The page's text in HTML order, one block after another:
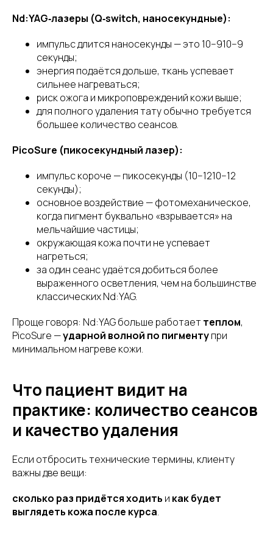
Nd:YAG‑лазеры (Q‑switch, наносекундные):
импульс длится наносекунды — это 10−910−9
секунды;
энергия подаётся дольше, ткань успевает
сильнее нагреваться;
риск ожога и микроповреждений кожи выше;
для полного удаления тату обычно требуется
большее количество сеансов.
PicoSure (пикосекундный лазер):
импульс короче — пикосекунды (10−1210−12
секунды);
основное воздействие — фотомеханическое,
когда пигмент буквально «взрывается» на
мельчайшие частицы;
окружающая кожа почти не успевает
нагреться;
за один сеанс удаётся добиться более
выраженного осветления, чем на большинстве
классических Nd:YAG.
Проще говоря: Nd:YAG больше работаеттеплом,
PicoSure —ударной волной по пигментупри
минимальном нагреве кожи.
Что пациент видит на
практике: количество сеансов
и качество удаления
Если отбросить технические термины, клиенту
важны две вещи:
сколько раз придётся ходить и как будет
выглядеть кожа после курса.